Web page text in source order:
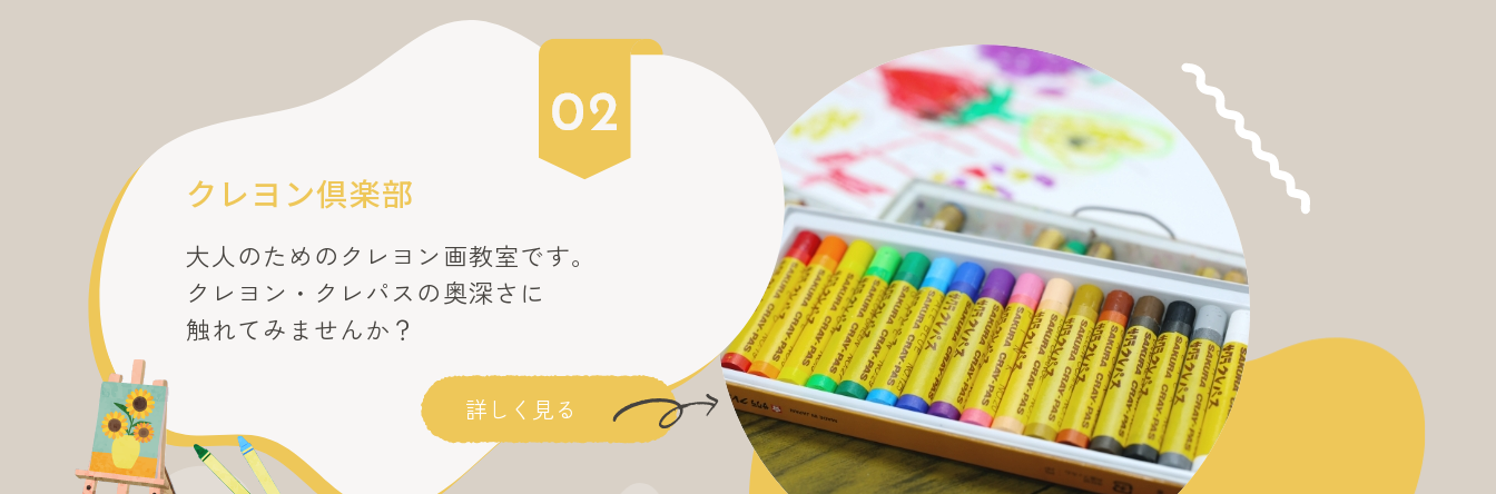
クレヨン倶楽部
大人のためのクレヨン画教室です。
クレヨン・クレパスの奥深さに
​​​​​​​触れてみませんか？
詳しく見る